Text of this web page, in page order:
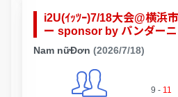
i2U(ｲｯﾂｰ)7/18大会@横浜
ー sponsor by パンダーニ
Nam nữĐơn (2026/7/18)
9 - 11